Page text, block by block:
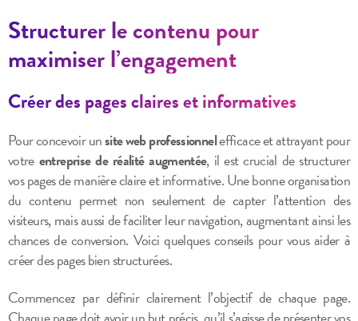
Structurer le contenu pour
maximiser l’engagement
Créer des pages claires et informatives
Pour concevoir unsite web professionnelefficace et attrayant pour
votre entreprise de réalité augmentée, il est crucial de structurer
vos pages de manière claire et informative. Une bonne organisation
du contenu permet non seulement de capter l’attention des
visiteurs, mais aussi de faciliter leur navigation, augmentant ainsi les
chances de conversion. Voici quelques conseils pour vous aider à
créer des pages bien structurées.
Commencez par définir clairement l’objectif de chaque page.